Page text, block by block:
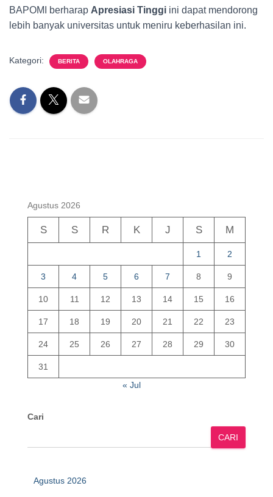
BAPOMI berharap Apresiasi Tinggi ini dapat mendorong
lebih banyak universitas untuk meniru keberhasilan ini.
Kategori: BERITA OLAHRAGA
Agustus 2026
S S R K J S M
1 2
3 4 5 6 7 8 9
10 11 12 13 14 15 16
17 18 19 20 21 22 23
24 25 26 27 28 29 30
31
« Jul
Cari
CARI
Agustus 2026